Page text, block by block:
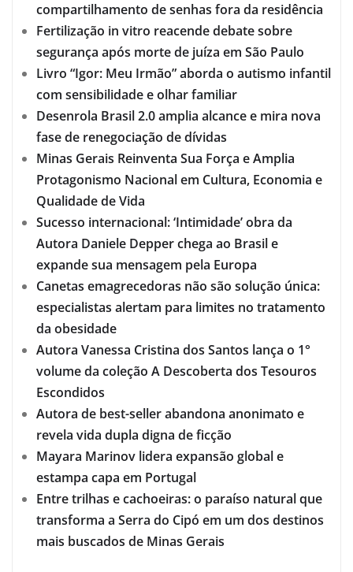
compartilhamento de senhas fora da residência
Fertilização in vitro reacende debate sobre
segurança após morte de juíza em São Paulo
Livro “Igor: Meu Irmão” aborda o autismo infantil
com sensibilidade e olhar familiar
Desenrola Brasil 2.0 amplia alcance e mira nova
fase de renegociação de dívidas
Minas Gerais Reinventa Sua Força e Amplia
Protagonismo Nacional em Cultura, Economia e
Qualidade de Vida
Sucesso internacional: ‘Intimidade’ obra da
Autora Daniele Depper chega ao Brasil e
expande sua mensagem pela Europa
Canetas emagrecedoras não são solução única:
especialistas alertam para limites no tratamento
da obesidade
Autora Vanessa Cristina dos Santos lança o 1°
volume da coleção A Descoberta dos Tesouros
Escondidos
Autora de best-seller abandona anonimato e
revela vida dupla digna de ficção
Mayara Marinov lidera expansão global e
estampa capa em Portugal
Entre trilhas e cachoeiras: o paraíso natural que
transforma a Serra do Cipó em um dos destinos
mais buscados de Minas Gerais